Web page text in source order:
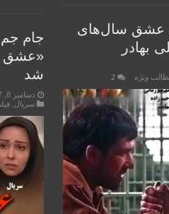
عشق سال‌های
بهادر
ویژه 2
جام
«عشق
شد
دسامبر 8, 2017
سریال